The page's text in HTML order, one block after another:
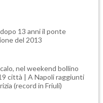
13 anni il ponte
del 2013
nel weekend bollino
città | A Napoli raggiunti
(record in Friuli)